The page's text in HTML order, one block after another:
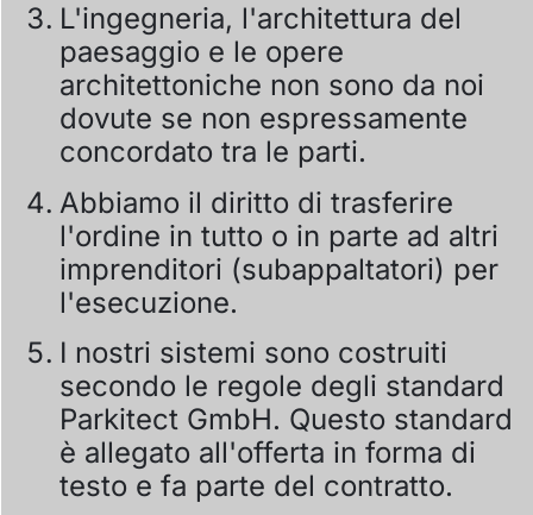
L'ingegneria, l'architettura del
paesaggio e le opere
architettoniche non sono da noi
dovute se non espressamente
concordato tra le parti.
Abbiamo il diritto di trasferire
l'ordine in tutto o in parte ad altri
imprenditori (subappaltatori) per
l'esecuzione.
I nostri sistemi sono costruiti
secondo le regole degli standard
Parkitect GmbH. Questo standard
è allegato all'offerta in forma di
testo e fa parte del contratto.